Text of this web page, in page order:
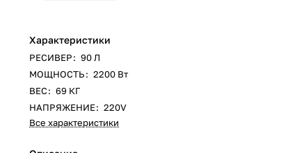
Характеристики
РЕСИВЕР: 90 Л
МОЩНОСТЬ: 2200 Вт
ВЕС: 69 КГ
НАПРЯЖЕНИЕ: 220V
Все характеристики